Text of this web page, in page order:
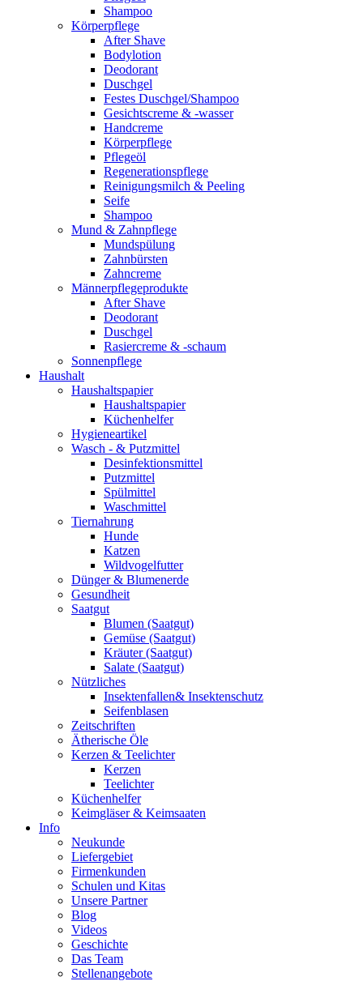
Shampoo
Körperpflege
After Shave
Bodylotion
Deodorant
Duschgel
Festes Duschgel/Shampoo
Gesichtscreme & -wasser
Handcreme
Körperpflege
Pflegeöl
Regenerationspflege
Reinigungsmilch & Peeling
Seife
Shampoo
Mund & Zahnpflege
Mundspülung
Zahnbürsten
Zahncreme
Männerpflegeprodukte
After Shave
Deodorant
Duschgel
Rasiercreme & -schaum
Sonnenpflege
Haushalt
Haushaltspapier
Haushaltspapier
Küchenhelfer
Hygieneartikel
Wasch - & Putzmittel
Desinfektionsmittel
Putzmittel
Spülmittel
Waschmittel
Tiernahrung
Hunde
Katzen
Wildvogelfutter
Dünger & Blumenerde
Gesundheit
Saatgut
Blumen (Saatgut)
Gemüse (Saatgut)
Kräuter (Saatgut)
Salate (Saatgut)
Nützliches
Insektenfallen& Insektenschutz
Seifenblasen
Zeitschriften
Ätherische Öle
Kerzen & Teelichter
Kerzen
Teelichter
Küchenhelfer
Keimgläser & Keimsaaten
Info
Neukunde
Liefergebiet
Firmenkunden
Schulen und Kitas
Unsere Partner
Blog
Videos
Geschichte
Das Team
Stellenangebote